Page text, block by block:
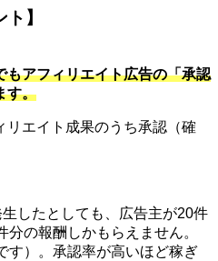
】
もアフィリエイト広告の「承認
す。
リエイト成果のうち承認（確
したとしても、広告主が20件
の報酬しかもらえません。
す）。承認率が高いほど稼ぎ